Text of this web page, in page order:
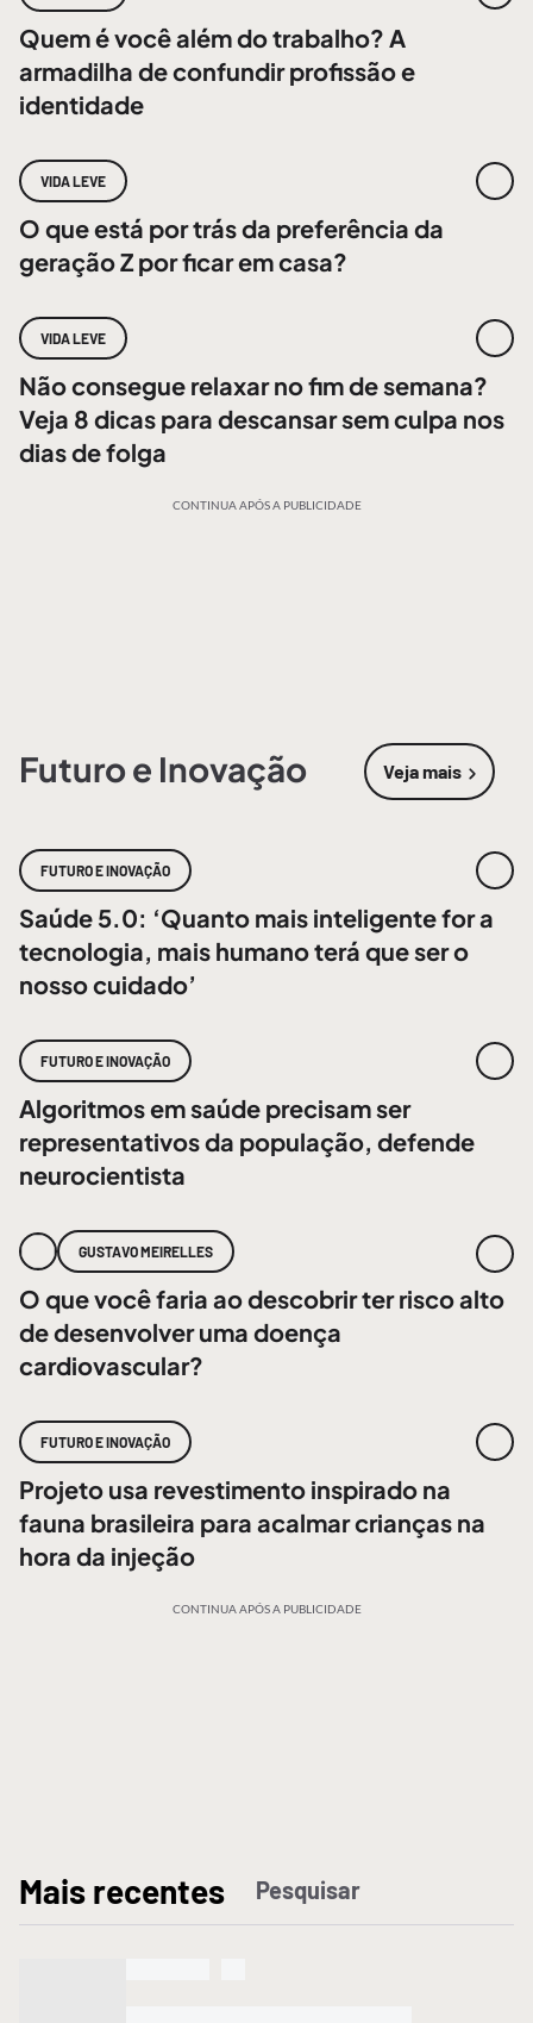
Quem é você além do trabalho? A
armadilha de confundir profissão e
identidade
VIDA LEVE
O que está por trás da preferência da
geração Z por ficar em casa?
VIDA LEVE
Não consegue relaxar no fim de semana?
Veja 8 dicas para descansar sem culpa nos
dias de folga
CONTINUA APÓS A PUBLICIDADE
Futuro e Inovação Veja mais
sobre
FUTURO E INOVAÇÃO
Saúde 5.0: ‘Quanto mais inteligente for a
tecnologia, mais humano terá que ser o
nosso cuidado’
FUTURO E INOVAÇÃO
Algoritmos em saúde precisam ser
representativos da população, defende
neurocientista
GUSTAVO MEIRELLES
O que você faria ao descobrir ter risco alto
de desenvolver uma doença
cardiovascular?
FUTURO E INOVAÇÃO
Projeto usa revestimento inspirado na
fauna brasileira para acalmar crianças na
hora da injeção
CONTINUA APÓS A PUBLICIDADE
Mais recentes